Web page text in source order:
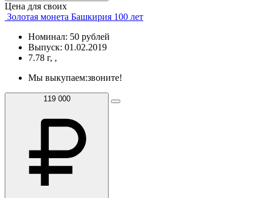
Цена для своих
Золотая монета Башкирия 100 лет
Номинал: 50 рублей
Выпуск: 01.02.2019
7.78 г, ,
Мы выкупаем:звоните!
119 000